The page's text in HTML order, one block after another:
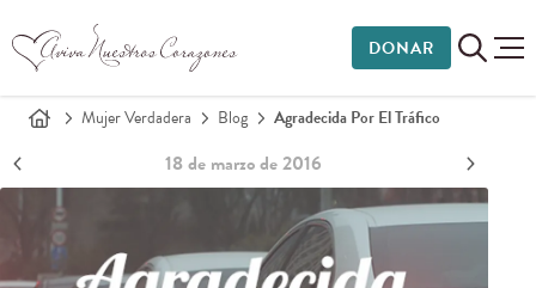
DONAR
Mujer Verdadera Blog Agradecida Por El Tráfico
18 de marzo de 2016